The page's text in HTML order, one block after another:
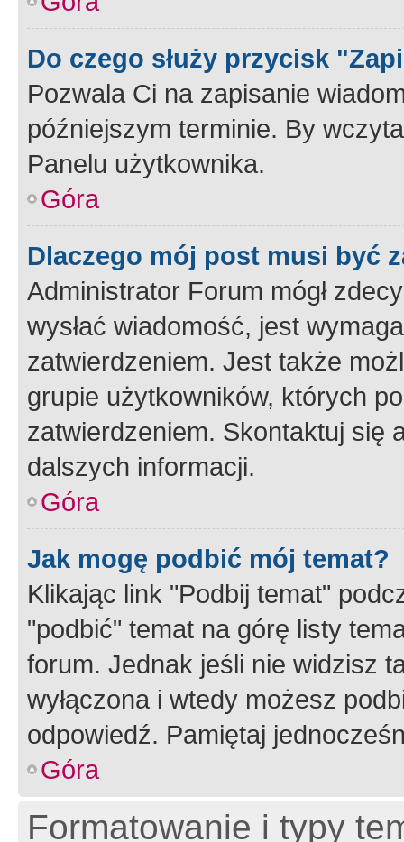
Do czego służy przycisk
Pozwala Ci na zapisanie
późniejszym terminie. By
Panelu użytkownika.
Góra
Dlaczego mój post musi być
Administrator Forum mógł
wysłać wiadomość, jest
zatwierdzeniem. Jest także
grupie użytkowników, których
zatwierdzeniem. Skontaktuj się
dalszych informacji.
Góra
Jak mogę podbić mój temat?
Klikając link "Podbij temat"
"podbić" temat na górę listy
forum. Jednak jeśli nie widzisz
wyłączona i wtedy możesz
odpowiedź. Pamiętaj
Góra
Formatowanie i typy